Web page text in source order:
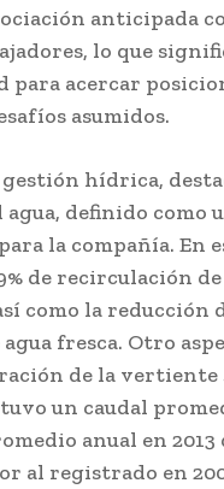
anticipada
lo que
para acercar
asumidos.
hídrica,
agua, definido como
la compañía. En
de recirculación
como la reducción
fresca. Otro
de la vertiente
tuvo un caudal
anual en 2013
al registrado en